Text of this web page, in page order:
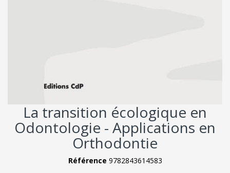
La transition écologique en
Odontologie - Applications en
Orthodontie
Référence 9782843614583